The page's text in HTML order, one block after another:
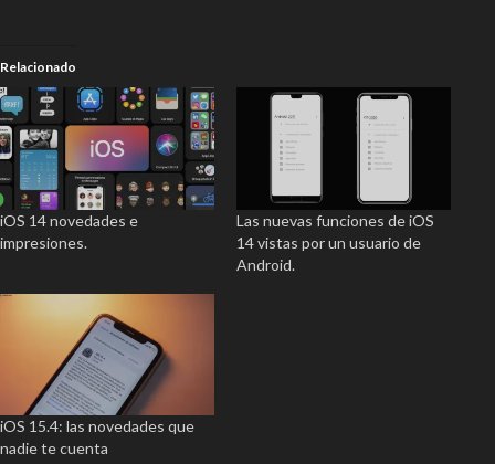
Relacionado
iOS 14 novedades e
impresiones.
Las nuevas funciones de iOS
14 vistas por un usuario de
Android.
iOS 15.4: las novedades que
nadie te cuenta